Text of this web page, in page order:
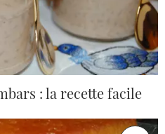
: la recette facile